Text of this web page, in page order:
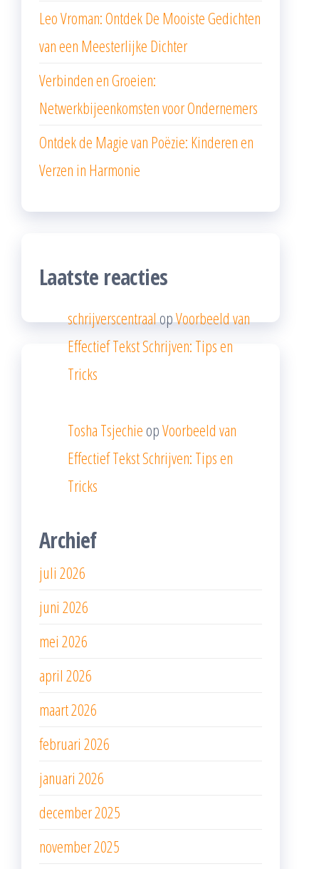
Leo Vroman: Ontdek De Mooiste Gedichten
van een Meesterlijke Dichter
Verbinden en Groeien:
Netwerkbijeenkomsten voor Ondernemers
Ontdek de Magie van Poëzie: Kinderen en
Verzen in Harmonie
Laatste reacties
schrijverscentraalopVoorbeeld van
Effectief Tekst Schrijven: Tips en
Tricks
Tosha Tsjechie opVoorbeeld van
Effectief Tekst Schrijven: Tips en
Tricks
Archief
juli 2026
juni 2026
mei 2026
april 2026
maart 2026
februari 2026
januari 2026
december 2025
november 2025